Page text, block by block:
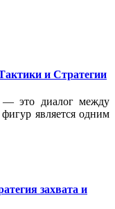
и Стратегии
это диалог между
является одним
захвата и